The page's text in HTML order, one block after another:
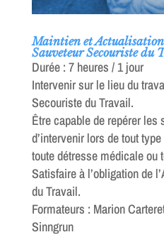
Maintien et Actualisation
Sauveteur Secouriste du
Durée : 7 heures / 1 jour
Intervenir sur le lieu du
Secouriste du Travail.
Être capable de repérer les
d’intervenir lors de tout
toute détresse médicale ou
Satisfaire à l’obligation de
du Travail.
Formateurs : Marion
Sinngrun